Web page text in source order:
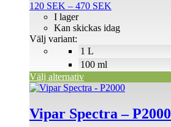
120 SEK – 470 SEK
till
1 L
100 ml
I lager
Kan skickas idag
Välj variant:
Välj alternativ
varianter.
olika
alternativen
på
produktsidan
Vipar Spectra – P2000